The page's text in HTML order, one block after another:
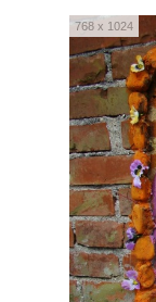
768 x 1024